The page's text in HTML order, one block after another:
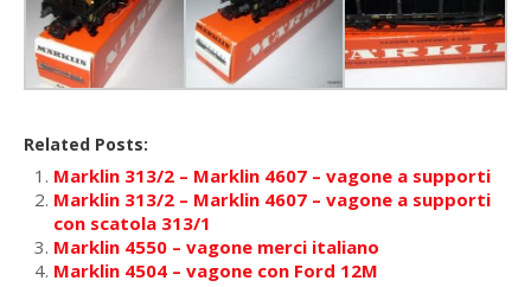
Related Posts:
Marklin 313/2 – Marklin 4607 – vagone a supporti
Marklin 313/2 – Marklin 4607 – vagone a supporti
con scatola 313/1
Marklin 4550 – vagone merci italiano
Marklin 4504 – vagone con Ford 12M